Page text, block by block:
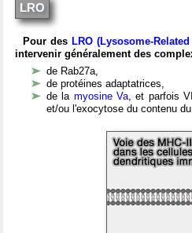
LRO
Pour des LRO (Lysosome-
intervenir généralement des
de Rab27a,
de protéines adaptatrices,
de la myosine Va, et parfois
et/ou l'exocytose du contenu